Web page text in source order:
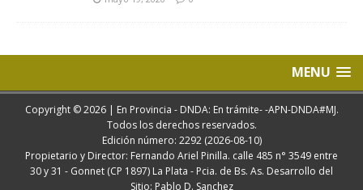
MENU
Copyright © 2026 | En Provincia - DNDA: En trámite- -APN-DNDA#MJ.
Todos los derechos reservados.
Edición número: 2292 (2026-08-10)
Propietario y Director: Fernando Ariel Pinilla. calle 485 n° 3549 entre
30 y 31 - Gonnet (CP 1897) La Plata - Pcia. de Bs. As. Desarrollo del
Sitio: Pablo D. Sanchez